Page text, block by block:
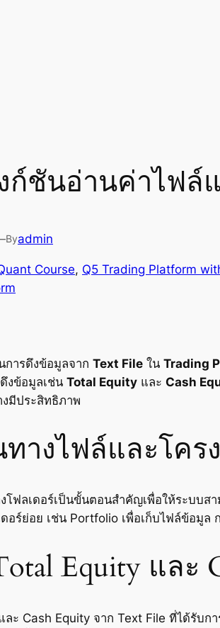
ก์ชันอ่านค่าไฟล์
Byadmin
Course, Q5 Trading Platform
ารดึงข้อมูลจาก Text File ใน Trading
งข้อมูลเช่น Total Equity และ Cash
งมีประสิทธิภาพ
างไฟล์และโคร
โฟลเดอร์เป็นขั้นตอนสำคัญเพื่อให้ระบบ
ร์ย่อย เช่น Portfolio เพื่อเก็บไฟล์ข้อมูล
Equity และ
ะ Cash Equity จาก Text File ที่ได้รับ